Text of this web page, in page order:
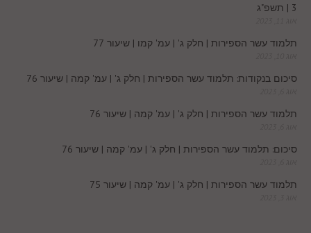
3 | תשפ"ג
תלמוד עשר הספירות | חלק ג' | עמ' קמו | שיעור 77
סיכום בנקודות: תלמוד עשר הספירות | חלק ג' | עמ' קמה | שיעור 76
תלמוד עשר הספירות | חלק ג' | עמ' קמה | שיעור 76
סיכום: תלמוד עשר הספירות | חלק ג' | עמ' קמה | שיעור 76
תלמוד עשר הספירות | חלק ג' | עמ' קמה | שיעור 75